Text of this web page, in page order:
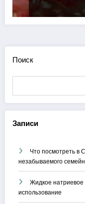
Поиск
Записи
Что посмотреть в
незабываемого
Жидкое натриевое
использование